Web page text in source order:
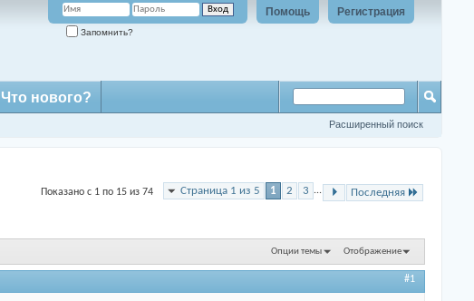
Регистрация
Помощь
Запомнить?
Что нового?
Расширенный поиск
Страница 1 из 5 1 2 3 ... Последняя
Показано с 1 по 15 из 74
Опции темы Отображение
#1